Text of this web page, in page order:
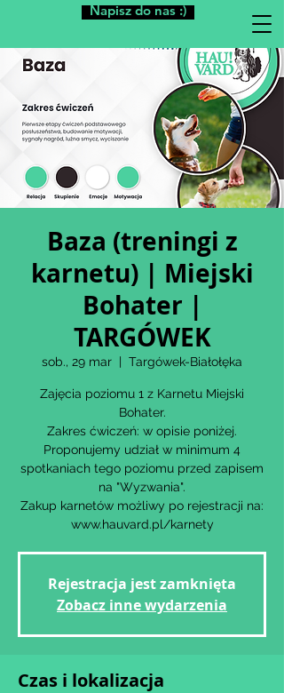
Napisz do nas :)
Baza (treningi z
karnetu) | Miejski
Bohater |
TARGÓWEK
sob., 29 mar
  |
Targówek-Białołęka
Zajęcia poziomu 1 z Karnetu Miejski
Bohater.
Zakres ćwiczeń: w opisie poniżej.
Proponujemy udział w minimum 4
spotkaniach tego poziomu przed zapisem
na "Wyzwania".
Zakup karnetów możliwy po rejestracji na:
www.hauvard.pl/karnety
Rejestracja jest zamknięta
Zobacz inne wydarzenia
Czas i lokalizacja